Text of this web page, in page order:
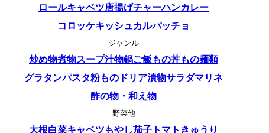
ロールキャベツ唐揚げチャーハンカレー
コロッケキッシュカルパッチョ
ジャンル
炒め物煮物スープ汁物鍋ご飯もの丼もの麺類
グラタンパスタ粉もの ドリア漬物サラダマリネ
酢の物・和え物
野菜他
大根白菜キャベツもやし茄子 トマト きゅうり